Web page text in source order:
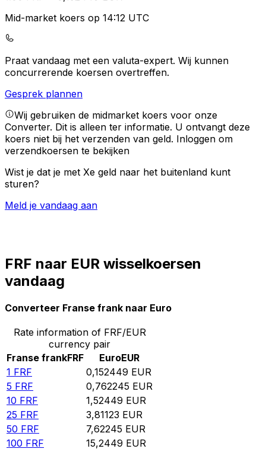
Mid-market koers op 14:12 UTC
Praat vandaag met een valuta-expert. Wij kunnen
concurrerende koersen overtreffen.
Gesprek plannen
Wij gebruiken de midmarket koers voor onze
Converter. Dit is alleen ter informatie. U ontvangt deze
koers niet bij het verzenden van geld. Inloggen om
verzendkoersen te bekijken
Wist je dat je met Xe geld naar het buitenland kunt
sturen?
Meld je vandaag aan
FRF naar EUR wisselkoersen
vandaag
Converteer Franse frank naar Euro
Rate information of FRF/EUR
currency pair
Franse frankFRF EuroEUR
1 FRF 0,152449 EUR
5 FRF 0,762245 EUR
10 FRF 1,52449 EUR
25 FRF 3,81123 EUR
50 FRF 7,62245 EUR
100 FRF 15,2449 EUR